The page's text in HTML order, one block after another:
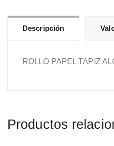
Descripción
ROLLO PAPEL TAPIZ
Productos